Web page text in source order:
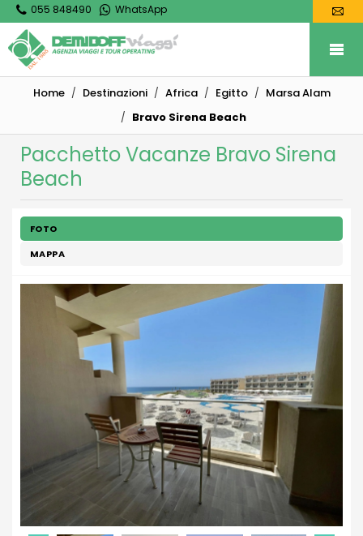
055 848490 WhatsApp
Home Destinazioni Africa Egitto
Marsa Alam
Bravo Sirena Beach
Pacchetto Vacanze Bravo Sirena
Beach
FOTO
MAPPA